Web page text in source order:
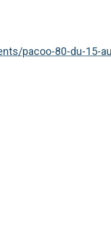
pacoo-80-du-15-